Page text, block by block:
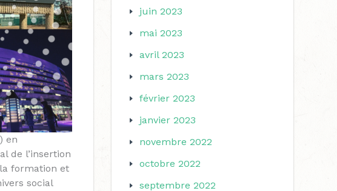
en
de l’insertion
formation et
social
juin 2023
mai 2023
avril 2023
mars 2023
février 2023
janvier 2023
novembre 2022
octobre 2022
septembre 2022